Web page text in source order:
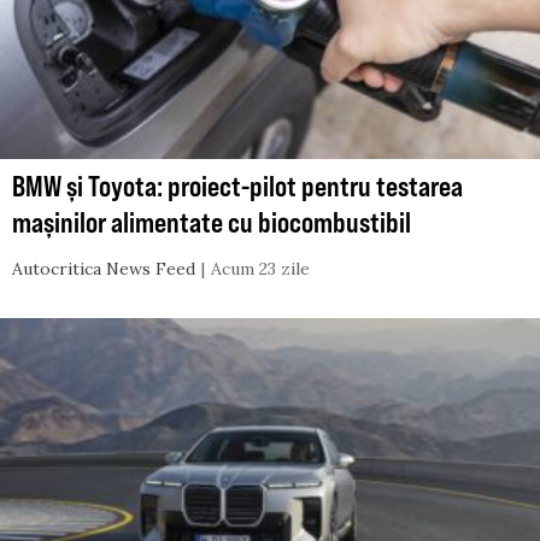
BMW și Toyota: proiect-pilot pentru testarea
mașinilor alimentate cu biocombustibil
Autocritica News Feed Acum 23 zile